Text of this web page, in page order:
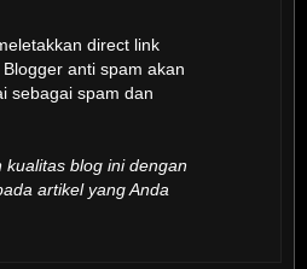
direct link
anti spam akan
sebagai spam dan
blog ini dengan
artikel yang Anda